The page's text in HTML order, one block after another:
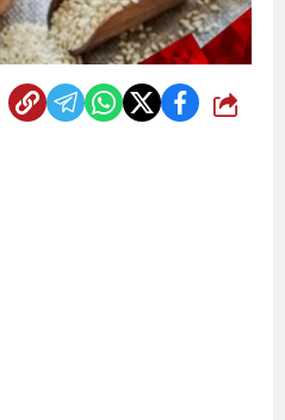
شارك